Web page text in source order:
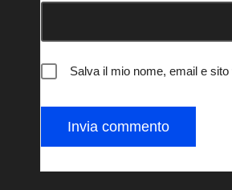
Salva il mio nome, email e